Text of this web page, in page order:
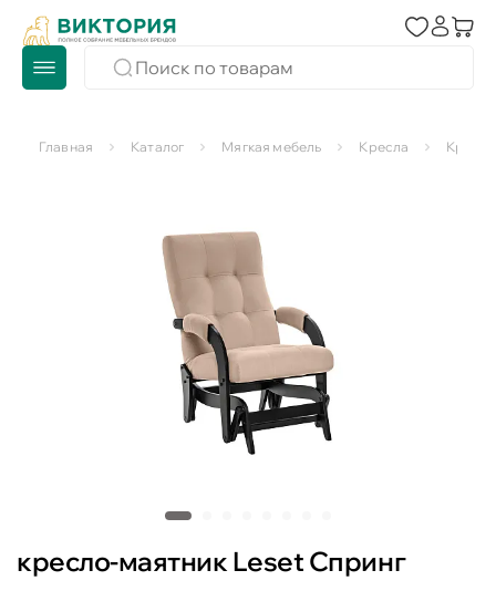
Главная Каталог Мягкая мебель Кресла
кресло-маятник Leset Спринг